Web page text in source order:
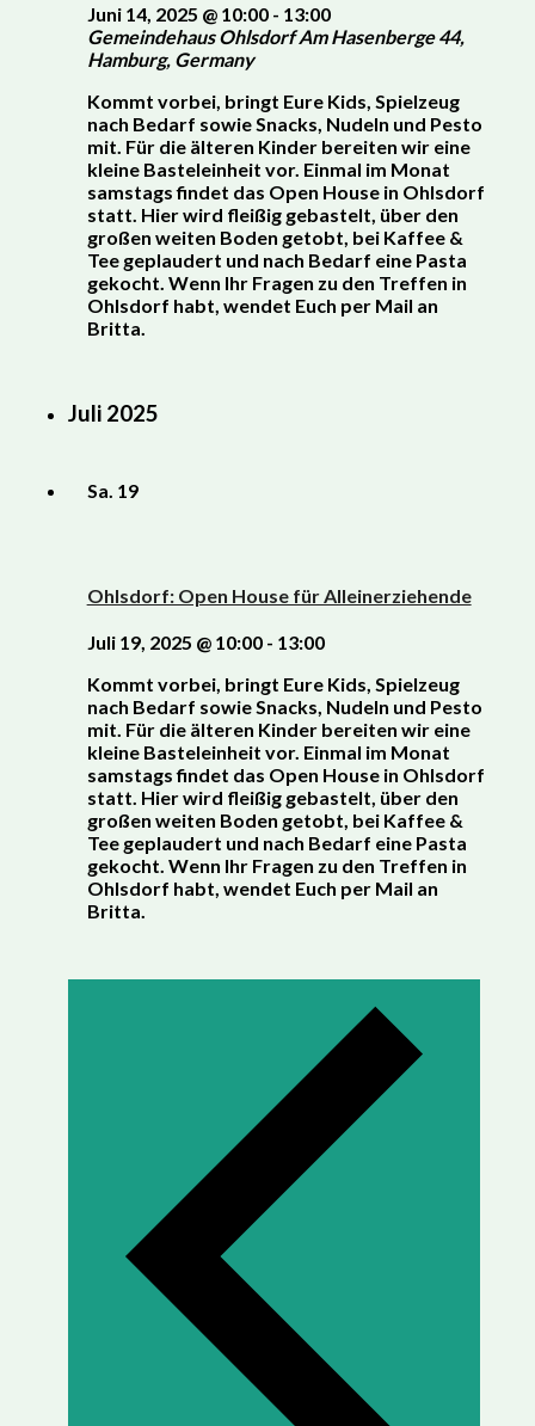
Juni 14, 2025 @ 10:00- 13:00
Gemeindehaus OhlsdorfAm Hasenberge 44,
Hamburg, Germany
Kommt vorbei, bringt Eure Kids, Spielzeug
nach Bedarf sowie Snacks, Nudeln und Pesto
mit. Für die älteren Kinder bereiten wir eine
kleine Basteleinheit vor. Einmal im Monat
samstags findet das Open House in Ohlsdorf
statt. Hier wird fleißig gebastelt, über den
großen weiten Boden getobt, bei Kaffee &
Tee geplaudert und nach Bedarf eine Pasta
gekocht. Wenn Ihr Fragen zu den Treffen in
Ohlsdorf habt, wendet Euch per Mail an
Britta.
Juli 2025
Sa. 19
Ohlsdorf: Open House für Alleinerziehende
Juli 19, 2025 @ 10:00- 13:00
Kommt vorbei, bringt Eure Kids, Spielzeug
nach Bedarf sowie Snacks, Nudeln und Pesto
mit. Für die älteren Kinder bereiten wir eine
kleine Basteleinheit vor. Einmal im Monat
samstags findet das Open House in Ohlsdorf
statt. Hier wird fleißig gebastelt, über den
großen weiten Boden getobt, bei Kaffee &
Tee geplaudert und nach Bedarf eine Pasta
gekocht. Wenn Ihr Fragen zu den Treffen in
Ohlsdorf habt, wendet Euch per Mail an
Britta.